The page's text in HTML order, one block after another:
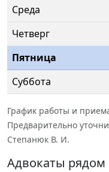
Среда
Четверг
Пятница
Суббота
График работы и
Предварительно
Степанюк В. И.
Адвокаты рядом